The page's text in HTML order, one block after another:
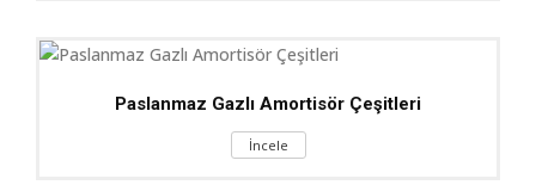
Paslanmaz Gazlı Amortisör Çeşitleri
İncele